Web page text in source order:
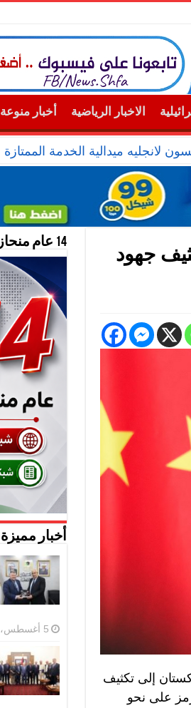
الاخبار الرياضية أخبار منوعة
لانجليه ميدالية الخدمة الممتازة
جهود
إلى تكثيف
على نحو
14 عام منحازون للحقيقة …
أخبار مميزة
5 أغسطس، 2026